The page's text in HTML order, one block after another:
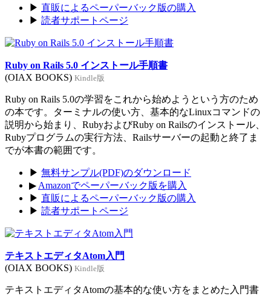
▶ 直販によるペーパーバック版の購入
▶ 読者サポートページ
Ruby on Rails 5.0 インストール手順書
(OIAX BOOKS) Kindle版
Ruby on Rails 5.0の学習をこれから始めようという方のため
の本です。ターミナルの使い方、基本的なLinuxコマンドの
説明から始まり、RubyおよびRuby on Railsのインストール、
Rubyプログラムの実行方法、Railsサーバーの起動と終了ま
でが本書の範囲です。
▶ 無料サンプル(PDF)のダウンロード
▶ Amazonでペーパーバック版を購入
▶ 直販によるペーパーバック版の購入
▶ 読者サポートページ
テキストエディタAtom入門
(OIAX BOOKS) Kindle版
テキストエディタAtomの基本的な使い方をまとめた入門書